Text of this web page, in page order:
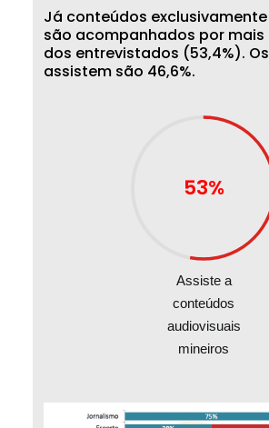
Já conteúdos exclusivamente
são acompanhados por mais
dos entrevistados (53,4%). Os
assistem são 46,6%.
53%
Assiste a
conteúdos
audiovisuais
mineiros